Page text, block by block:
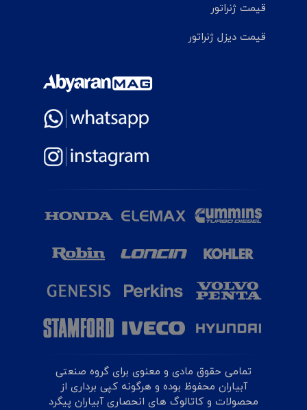
قیمت ژنراتور
قیمت دیزل ژنراتور
تمامی حقوق مادی و معنوی برای گروه صنعتی
آبیاران محفوظ بوده و هرگونه کپی برداری از
محصولات و کاتالوگ های انحصاری آبیاران پیگرد